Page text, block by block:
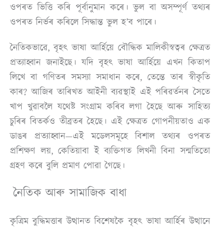
ওপৰত ভিত্তি কৰি পূৰ্বানুমান কৰে। ভুল বা অসম্পূৰ্ণ তথ্যৰ
ওপৰত নিৰ্ভৰ কৰিলে সিদ্ধান্ত ভুল হ’ব পাৰে।
নৈতিকভাৱে, বৃহৎ ভাষা আৰ্হিয়ে বৌদ্ধিক মালিকীস্বত্বৰ ক্ষেত্ৰত
প্ৰত্যাহ্বান জনাইছে। যদি বৃহৎ ভাষা আৰ্হিয়ে এখন কিতাপ
লিখে বা গণিতৰ সমস্যা সমাধান কৰে, তেন্তে তাৰ স্বীকৃতি
কাৰ? আজিৰ তাৰিখত আইনী ব্যৱস্থাই এই পৰিৱৰ্তনৰ সৈতে
খাপ খুৱাবলৈ যথেষ্ট সংগ্ৰাম কৰিব লগা হৈছে আৰু সাহিত্য
চুৰিৰ বিতৰ্কও তীব্ৰতৰ হৈছে। এই ক্ষেত্ৰত গোপনীয়তাও এক
ডাঙৰ প্ৰত্যাহ্বান—এই মডেলসমূহে বিশাল তথ্যৰ ওপৰত
প্ৰশিক্ষণ লয়, কেতিয়াবা ই ব্যক্তিগত লিখনী বিনা সন্মতিতো
গ্ৰহণ কৰে বুলি প্ৰমাণ পোৱা গৈছে।
নৈতিক আৰু সামাজিক বাধা
কৃত্ৰিম বুদ্ধিমত্তাৰ উত্থানত বিশেষকৈ বৃহৎ ভাষা আৰ্হিৰ উত্থানে